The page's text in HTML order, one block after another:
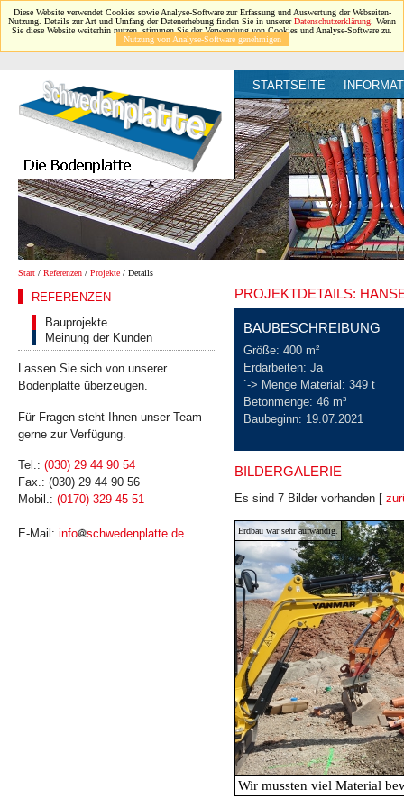
Diese Website verwendet Cookies sowie Analyse-Software zur Erfassung und Auswertung der Webseiten-
Nutzung. Details zur Art und Umfang der Datenerhebung finden Sie in unsererDatenschutzerklärung . Wenn
Sie diese Website weiterhin nutzen, stimmen Sie der Verwendung von Cookies und Analyse-Software zu.
Nutzung von Analyse-Software genehmigen
STARTSEITE
Start / Referenzen / Projekte / Details
REFERENZEN
Bauprojekte
Meinung der Kunden
Lassen Sie sich von unserer
Bodenplatte überzeugen.
Für Fragen steht Ihnen unser Team
gerne zur Verfügung.
Tel.: (030) 29 44 90 54
Fax.: (030) 29 44 90 56
Mobil.: (0170) 329 45 51
E-Mail: info schwedenplatte.de
PROJEKTDETAILS:
BAUBESCHREIBUNG
Größe: 400 m²
Erdarbeiten: Ja
`-> Menge Material: 349 t
Betonmenge: 46 m³
Baubeginn: 19.07.2021
BILDERGALERIE
Es sind 7 Bilder vorhanden [
Erdbau war sehr aufwändig.
Wir mussten viel Material